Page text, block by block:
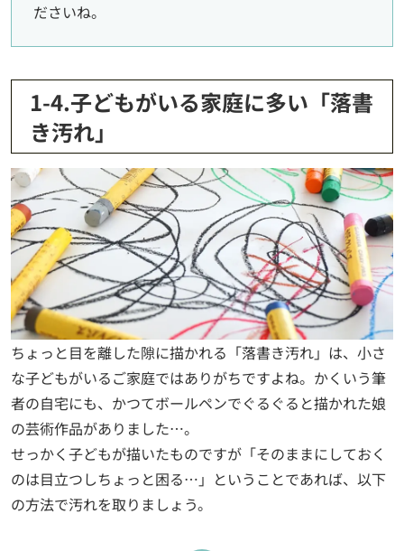
ださいね。
1-4.子どもがいる家庭に多い「落書
き汚れ」
ちょっと目を離した隙に描かれる「落書き汚れ」は、小さ
な子どもがいるご家庭ではありがちですよね。かくいう筆
者の自宅にも、かつてボールペンでぐるぐると描かれた娘
の芸術作品がありました…。
せっかく子どもが描いたものですが「そのままにしておく
のは目立つしちょっと困る…」ということであれば、以下
の方法で汚れを取りましょう。